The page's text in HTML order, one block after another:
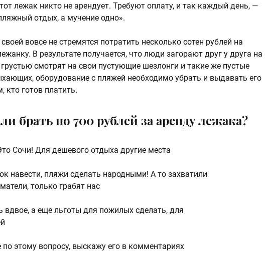
лежак никто не арендует. Требуют оплату, и так каждый день, —
отдых, а мучение одно».
вовсе не стремятся потратить несколько сотен рублей на
В результате получается, что люди загорают друг у друга на
смотрят на свои пустующие шезлонги и такие же пустые
оборудование с пляжей необходимо убрать и выдавать его
кто готов платить.
брать по 700 рублей за аренду лежака?
Сочи! Для дешевого отдыха другие места
навести, пляжи сделать народными! А то захватили
только грабят нас
вдвое, а еще льготы для пожилых сделать, для
этому вопросу, выскажу его в комментариях